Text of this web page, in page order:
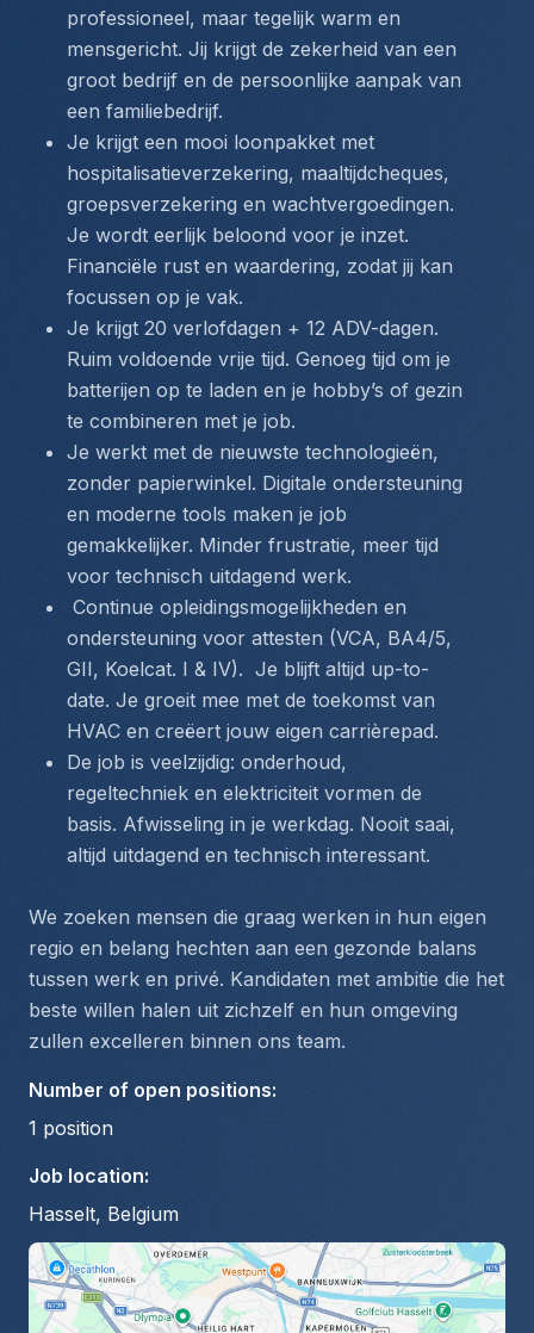
professioneel, maar tegelijk warm en
mensgericht. Jij krijgt de zekerheid van een
groot bedrijf en de persoonlijke aanpak van
een familiebedrijf.
Je krijgt een mooi loonpakket met
hospitalisatieverzekering, maaltijdcheques,
groepsverzekering en wachtvergoedingen.
Je wordt eerlijk beloond voor je inzet.
Financiële rust en waardering, zodat jij kan
focussen op je vak.
Je krijgt 20 verlofdagen + 12 ADV-dagen.
Ruim voldoende vrije tijd. Genoeg tijd om je
batterijen op te laden en je hobby’s of gezin
te combineren met je job.
Je werkt met de nieuwste technologieën,
zonder papierwinkel. Digitale ondersteuning
en moderne tools maken je job
gemakkelijker. Minder frustratie, meer tijd
voor technisch uitdagend werk.
ondersteuning voor attesten (VCA, BA4/5,
GII, Koelcat. I & IV).  Je blijft altijd up-to-
date. Je groeit mee met de toekomst van
HVAC en creëert jouw eigen carrièrepad.
De job is veelzijdig: onderhoud,
regeltechniek en elektriciteit vormen de
basis. Afwisseling in je werkdag. Nooit saai,
altijd uitdagend en technisch interessant.
We zoeken mensen die graag werken in hun eigen
regio en belang hechten aan een gezonde balans
tussen werk en privé. Kandidaten met ambitie die het
beste willen halen uit zichzelf en hun omgeving
zullen excelleren binnen ons team.
Number of open positions:
1 position
Job location:
Hasselt, Belgium